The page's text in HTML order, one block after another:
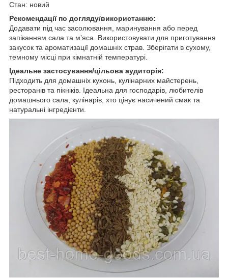
Стан: новий
Рекомендації по догляду/використанню:
Додавати під час засолювання, маринування або перед
запіканням сала та м’яса. Використовувати для приготування
закусок та ароматизації домашніх страв. Зберігати в сухому,
темному місці при кімнатній температурі.
Ідеальне застосування/цільова аудиторія:
Підходить для домашніх кухонь, кулінарних майстерень,
ресторанів та пікніків. Ідеальна для господарів, любителів
домашнього сала, кулінарів, хто цінує насичений смак та
натуральні інгредієнти.